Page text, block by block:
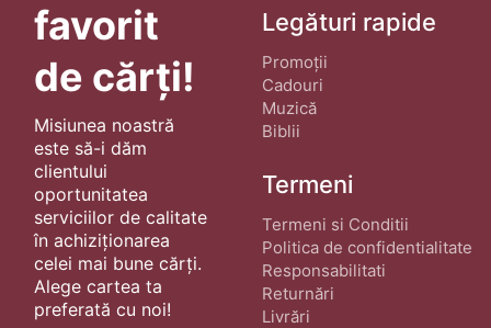
favorit
de cărți!
Misiunea noastră
este să-i dăm
clientului
oportunitatea
serviciilor de calitate
în achiziționarea
celei mai bune cărți.
Alege cartea ta
preferată cu noi!
Legături rapide
Promoții
Cadouri
Muzică
Biblii
Termeni
Termeni si Conditii
Politica de confidentialitate
Responsabilitati
Returnări
Livrări